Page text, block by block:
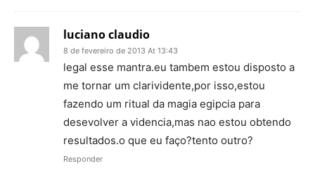
luciano claudio
8 de fevereiro de 2013 At 13:43
legal esse mantra.eu tambem estou disposto a
me tornar um clarividente,por isso,estou
fazendo um ritual da magia egipcia para
desevolver a videncia,mas nao estou obtendo
resultados.o que eu faço?tento outro?
Responder